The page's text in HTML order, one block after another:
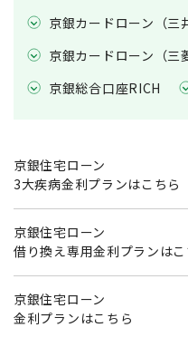
京銀カードローン（三
京銀カードローン（三
京銀総合口座RICH
京銀住宅ローン
3大疾病金利プランはこちら
京銀住宅ローン
借り換え専用金利プランはこ
京銀住宅ローン
金利プランはこちら